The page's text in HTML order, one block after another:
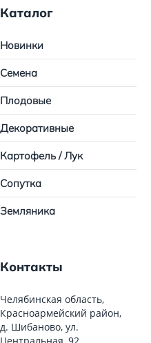
Каталог
Новинки
Семена
Плодовые
Декоративные
Картофель / Лук
Сопутка
Земляника
Контакты
Челябинская область,
Красноармейский район,
д. Шибаново, ул.